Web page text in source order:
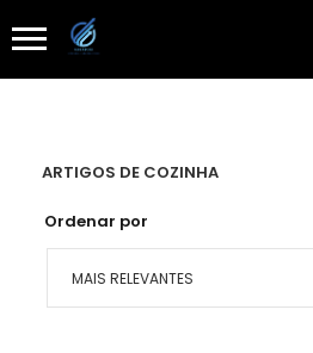
ARTIGOS DE COZINHA
Ordenar por
MAIS RELEVANTES